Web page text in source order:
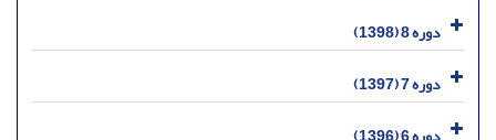
دوره 8 (1398)
دوره 7 (1397)